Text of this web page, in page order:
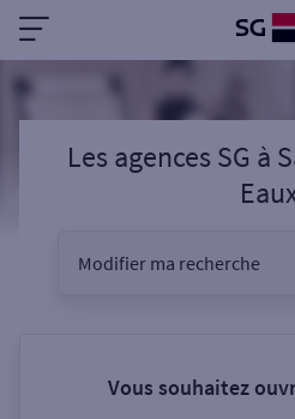
Les agences SG à
Modifier ma recherche
Vous souhaitez